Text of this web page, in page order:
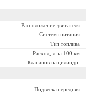
Расположение двигателя
Система питания
Тип топлива
Расход, л на 100 км
Клапанов на цилиндр:
Подвеска передняя